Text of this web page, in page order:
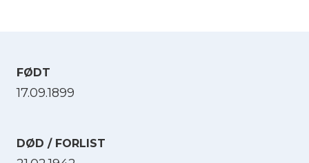
FØDT
17.09.1899
DØD / FORLIST